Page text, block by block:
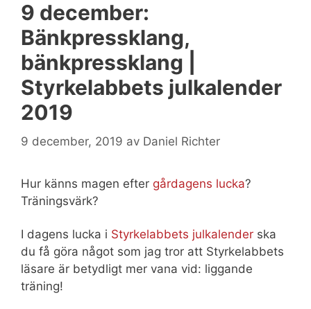
9 december:
Bänkpressklang,
bänkpressklang |
Styrkelabbets julkalender
2019
9 december, 2019 av Daniel Richter
Hur känns magen efter gårdagens lucka?
Träningsvärk?
I dagens lucka i Styrkelabbets julkalender ska
du få göra något som jag tror att Styrkelabbets
läsare är betydligt mer vana vid: liggande
träning!